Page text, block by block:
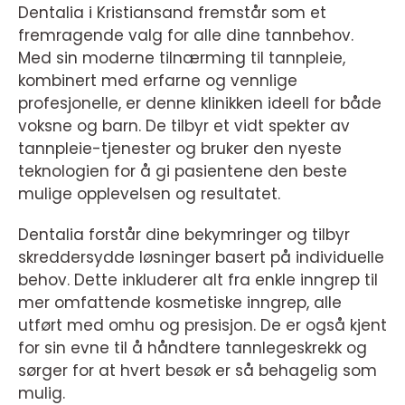
Dentalia i Kristiansand fremstår som et
fremragende valg for alle dine tannbehov.
Med sin moderne tilnærming til tannpleie,
kombinert med erfarne og vennlige
profesjonelle, er denne klinikken ideell for både
voksne og barn. De tilbyr et vidt spekter av
tannpleie-tjenester og bruker den nyeste
teknologien for å gi pasientene den beste
mulige opplevelsen og resultatet.
Dentalia forstår dine bekymringer og tilbyr
skreddersydde løsninger basert på individuelle
behov. Dette inkluderer alt fra enkle inngrep til
mer omfattende kosmetiske inngrep, alle
utført med omhu og presisjon. De er også kjent
for sin evne til å håndtere tannlegeskrekk og
sørger for at hvert besøk er så behagelig som
mulig.